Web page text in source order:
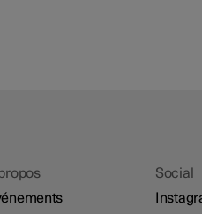
Social